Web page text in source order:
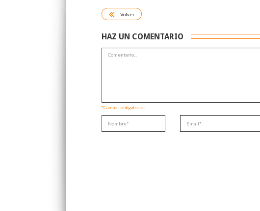
Volver
HAZ UN COMENTARIO
*Campos obligatorios